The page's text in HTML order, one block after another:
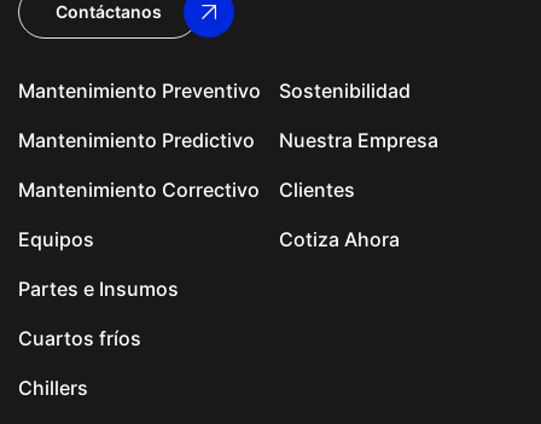
Mantenimiento Preventivo
Mantenimiento Predictivo
Mantenimiento Correctivo
Equipos
Partes e Insumos
Cuartos fríos
Chillers
Sostenibilidad
Nuestra Empresa
Clientes
Cotiza Ahora
Contáctanos